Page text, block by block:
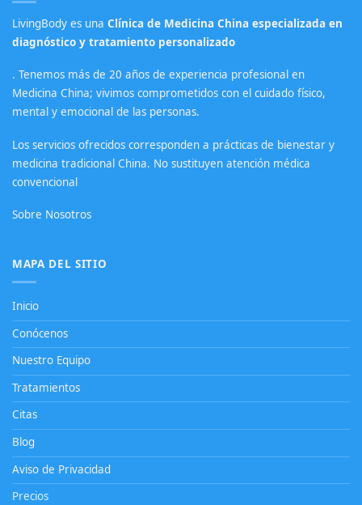
LivingBody es una Clínica de Medicina China especializada en
diagnóstico y tratamiento personalizado
. Tenemos más de 20 años de experiencia profesional en
Medicina China; vivimos comprometidos con el cuidado físico,
mental y emocional de las personas.
Los servicios ofrecidos corresponden a prácticas de bienestar y
medicina tradicional China. No sustituyen atención médica
convencional
Sobre Nosotros
MAPA DEL SITIO
Inicio
Conócenos
Nuestro Equipo
Tratamientos
Citas
Blog
Aviso de Privacidad
Precios